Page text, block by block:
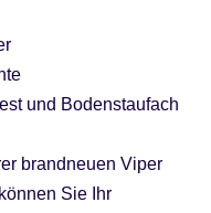
und Bodenstaufach
brandneuen Viper
Sie Ihr